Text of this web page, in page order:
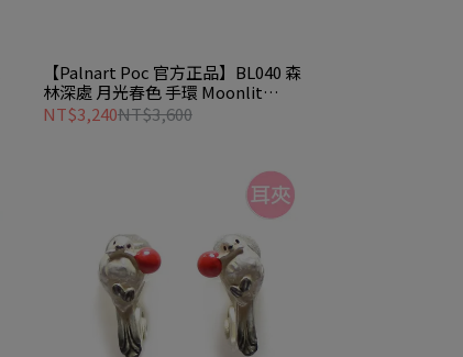
【Palnart Poc 官方正品】BL040 森
林深處 月光春色 手環 Moonlit
Spring
NT$3,240NT$3,600